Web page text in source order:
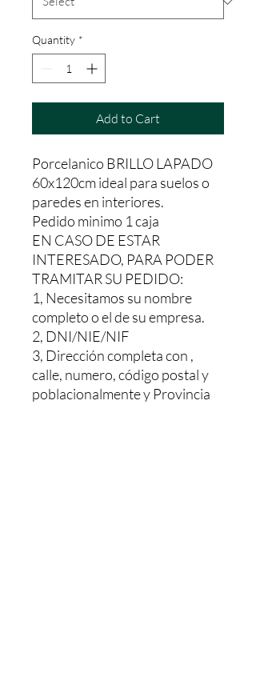
Quantity *
Add to Cart
Porcelanico BRILLO LAPADO
60x120cm ideal para suelos o
paredes en interiores.
Pedido minimo 1 caja
EN CASO DE ESTAR
INTERESADO, PARA PODER
TRAMITAR SU PEDIDO:
1, Necesitamos su nombre
completo o el de su empresa.
2, DNI/NIE/NIF
3, Dirección completa con ,
calle, numero, código postal y
poblacionalmente y Provincia